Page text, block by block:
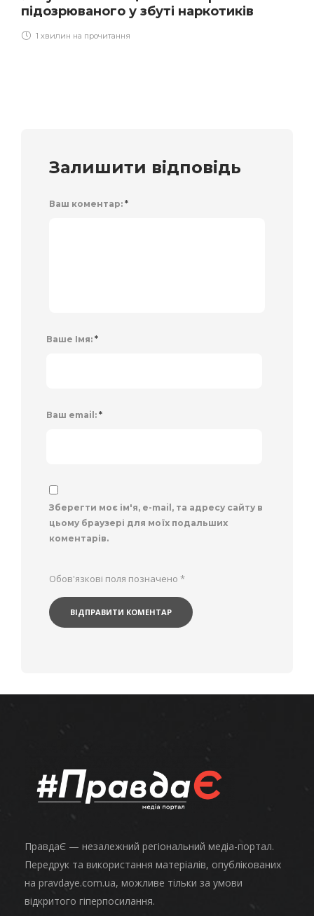
підозрюваного у збуті наркотиків
1 хвилин на прочитання
Залишити відповідь
Ваш коментар: *
Ваше Імя: *
Ваш email: *
Зберегти моє ім'я, e-mail, та адресу сайту в
цьому браузері для моїх подальших
коментарів.
Обов'язкові поля позначено *
ПравдаЄ — незалежний регіональний медіа-портал.
Передрук та використання матеріалів, опублікованих
на pravdaye.com.ua, можливе тільки за умови
відкритого гіперпосилання.